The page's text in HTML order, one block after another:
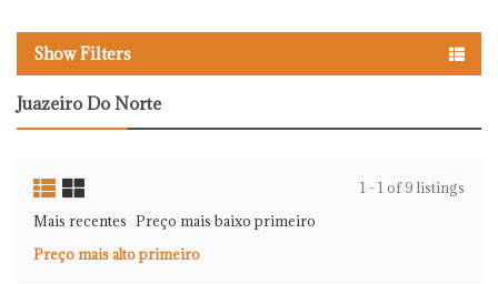
Show Filters
Juazeiro Do Norte
1 - 1 of 9 listings
Mais recentes
Preço mais baixo primeiro
Preço mais alto primeiro